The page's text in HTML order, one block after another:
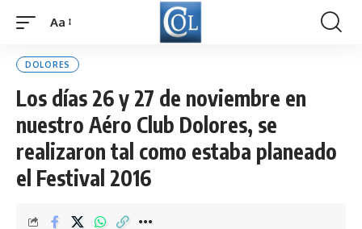
Font
Aa
DOLORES
Los días 26 y 27 de noviembre en
nuestro Aéro Club Dolores, se
realizaron tal como estaba planeado
el Festival 2016